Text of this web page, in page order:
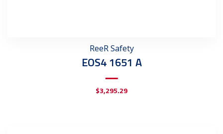
ReeR Safety
EOS4 1651 A
$3,295.29